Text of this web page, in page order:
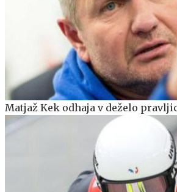
Matjaž Kek odhaja v deželo